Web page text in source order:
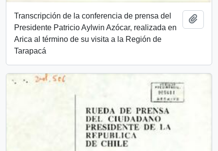
Transcripción de la conferencia de prensa del
Presidente Patricio Aylwin Azócar, realizada en
Arica al término de su visita a la Región de
Tarapacá